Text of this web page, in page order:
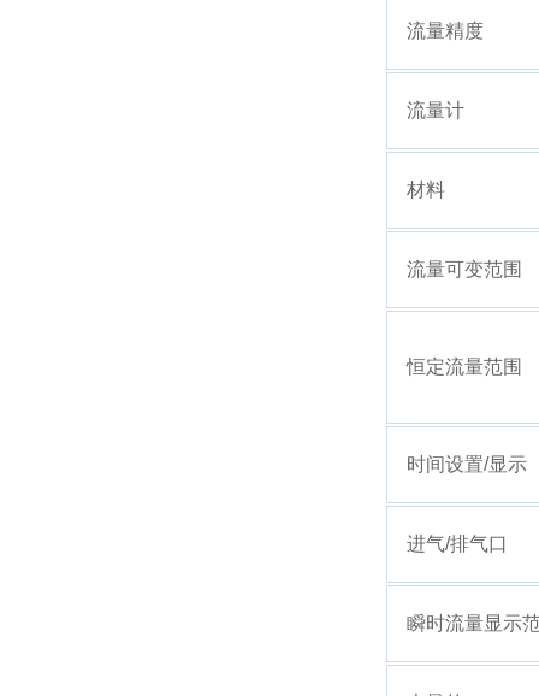
流量精度
流量计
材料
流量可变范围
恒定流量范围
时间设置/显示
进气/排气口
瞬时流量显示